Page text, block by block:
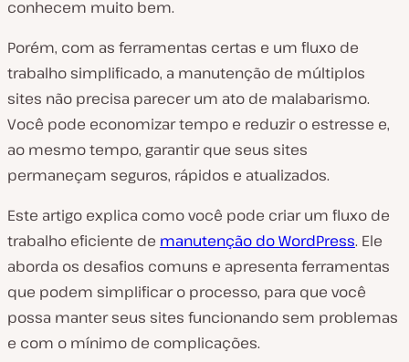
conhecem muito bem.
Porém, com as ferramentas certas e um fluxo de
trabalho simplificado, a manutenção de múltiplos
sites não precisa parecer um ato de malabarismo.
Você pode economizar tempo e reduzir o estresse e,
ao mesmo tempo, garantir que seus sites
permaneçam seguros, rápidos e atualizados.
Este artigo explica como você pode criar um fluxo de
trabalho eficiente de manutenção do WordPress. Ele
aborda os desafios comuns e apresenta ferramentas
que podem simplificar o processo, para que você
possa manter seus sites funcionando sem problemas
e com o mínimo de complicações.